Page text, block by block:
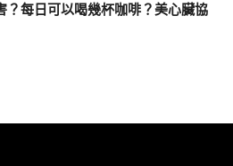
？每日可以喝幾杯咖啡？美心臟協